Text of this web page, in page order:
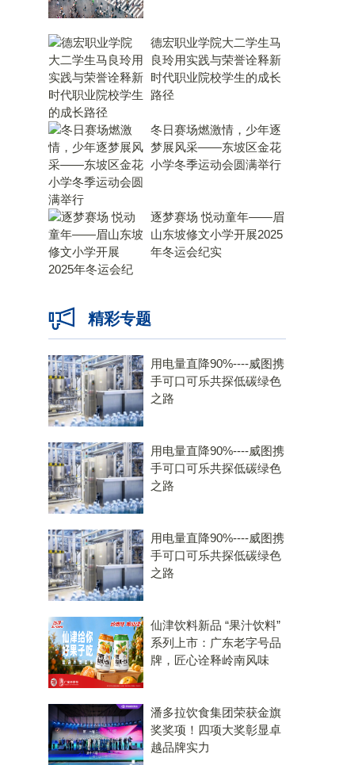
德宏职业学院大二学生马
良玲用实践与荣誉诠释新
时代职业院校学生的成长
路径
冬日赛场燃激情，少年逐
梦展风采——东坡区金花
小学冬季运动会圆满举行
逐梦赛场 悦动童年——眉
山东坡修文小学开展2025
年冬运会纪实
精彩专题
用电量直降90%----威图携
手可口可乐共探低碳绿色
之路
用电量直降90%----威图携
手可口可乐共探低碳绿色
之路
用电量直降90%----威图携
手可口可乐共探低碳绿色
之路
仙津饮料新品 “果汁饮料”
系列上市：广东老字号品
牌，匠心诠释岭南风味
潘多拉饮食集团荣获金旗
奖奖项！四项大奖彰显卓
越品牌实力